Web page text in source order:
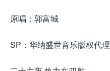
原唱：郭富城
SP：华纳盛世音乐版权代